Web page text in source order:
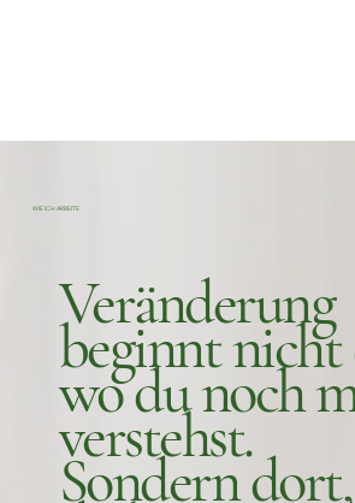
WIE ICH ARBEITE
Veränderung
beginnt
wo du noch
verstehst.
Sondern